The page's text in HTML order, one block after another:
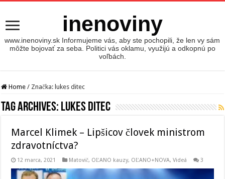
inenoviny
www.inenoviny.sk Informujeme vás, aby ste pochopili, že len vy sám
môžte bojovať za seba. Politici vás oklamu, využijú a odkopnú po
voľbách.
Home / Značka: lukes ditec
Tag Archives: lukes ditec
Marcel Klimek – Lipšicov človek ministrom
zdravotníctva?
12 marca, 2021 Matovič, OĽANO kauzy, OĽANO+NOVA,Videá 3